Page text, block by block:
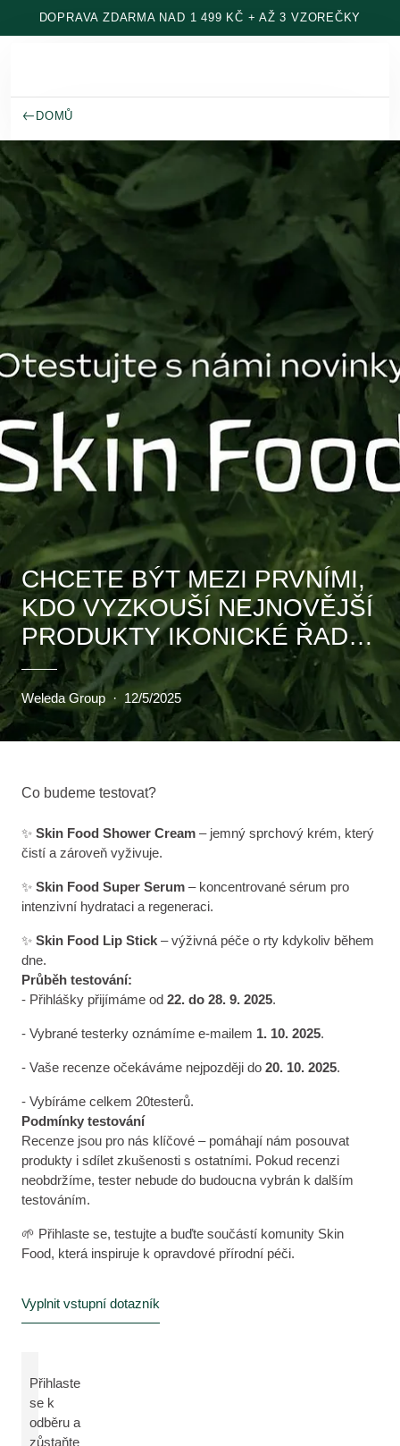
Přeskočit na hlavní obsah
DOPRAVA ZDARMA NAD 1 499 KČ + AŽ 3 VZOREČKY
DOMŮ
CHCETE BÝT MEZI PRVNÍMI,
KDO VYZKOUŠÍ NEJNOVĚJŠÍ
PRODUKTY IKONICKÉ ŘADY
SKIN FOOD? PŘIHLASTE SE
DO NAŠEHO TESTOVÁNÍ A
UŽIJTE SI JEDINEČNÝ
ZÁŽITEK Z PŘÍRODNÍ PÉČE.
Weleda Group · 12/5/2025
Co budeme testovat?
✨ Skin Food Shower Cream – jemný sprchový krém, který
čistí a zároveň vyživuje.
✨ Skin Food Super Serum – koncentrované sérum pro
intenzivní hydrataci a regeneraci.
✨ Skin Food Lip Stick – výživná péče o rty kdykoliv během
dne.
Průběh testování:
- Přihlášky přijímáme od 22. do 28. 9. 2025.
- Vybrané testerky oznámíme e-mailem 1. 10. 2025.
- Vaše recenze očekáváme nejpozději do 20. 10. 2025.
- Vybíráme celkem 20testerů.
Podmínky testování
Recenze jsou pro nás klíčové – pomáhají nám posouvat
produkty i sdílet zkušenosti s ostatními. Pokud recenzi
neobdržíme, tester nebude do budoucna vybrán k dalším
testováním.
🌱 Přihlaste se, testujte a buďte součástí komunity Skin
Food, která inspiruje k opravdové přírodní péči.
Vyplnit vstupní dotazník
Přihlaste
se k
odběru a
zůstaňte